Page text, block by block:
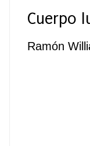
Cuerpo
Ramón